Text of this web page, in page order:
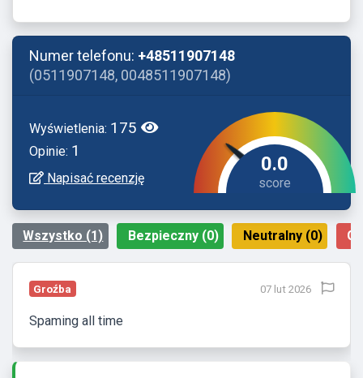
Numer telefonu: +48511907148
(0511907148, 0048511907148)
Wyświetlenia: 175
Opinie: 1
Napisać recenzję
0.0
Wszystko (1) Bezpieczny (0) Neutralny (0)
Groźba 07 lut 2026
Spaming all time